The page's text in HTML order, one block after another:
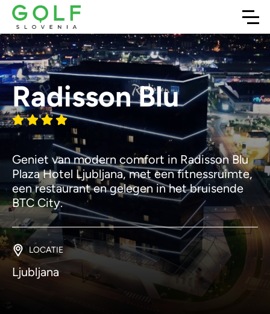
Radisson Blu
Geniet van modern comfort in Radisson Blu
Plaza Hotel Ljubljana, met een fitnessruimte,
een restaurant en gelegen in het bruisende
BTC City.
LOCATIE
Ljubljana